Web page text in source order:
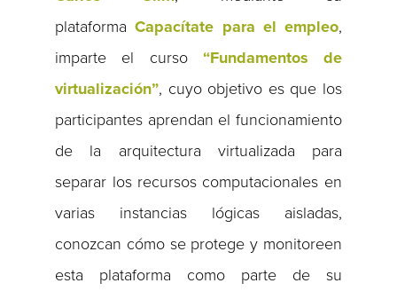
plataformaCapacítate para el empleo,
imparte el curso “Fundamentos de
virtualización”, cuyo objetivo es que los
participantes aprendan el funcionamiento
de la arquitectura virtualizada para
separar los recursos computacionales en
varias instancias lógicas aisladas,
conozcan cómo se protege y monitoreen
esta plataforma como parte de su